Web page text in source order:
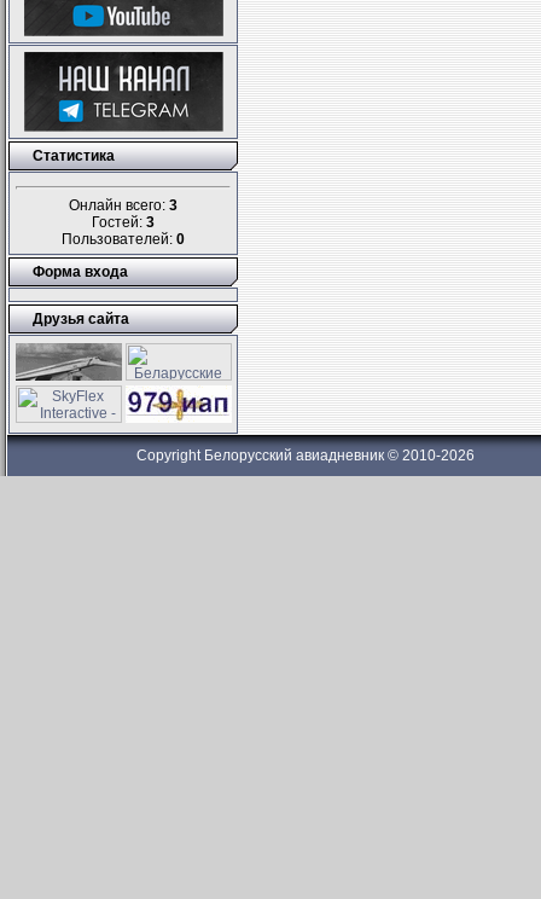
Статистика
Онлайн всего: 3
Гостей: 3
Пользователей: 0
Форма входа
Друзья сайта
Copyright Белорусский авиадневник © 2010-2026